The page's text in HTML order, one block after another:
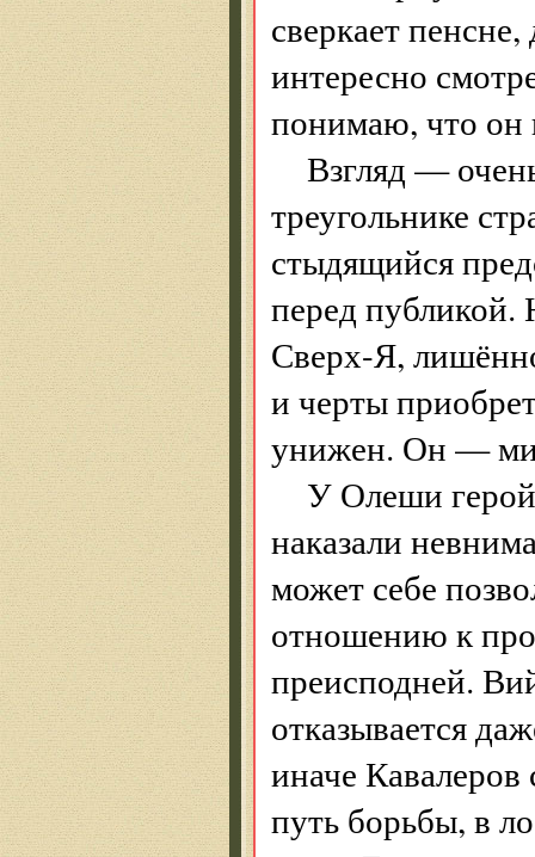
сверкает
интересно
понимаю, что он
Взгляд —
треугольнике
стыдящийся
перед публикой.
Сверх-Я,
и черты
унижен. Он —
У Олеши герой
наказали
может себе
отношению к
преисподней.
отказывается
иначе
путь борьбы, в